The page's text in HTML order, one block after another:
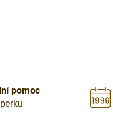
pomoc